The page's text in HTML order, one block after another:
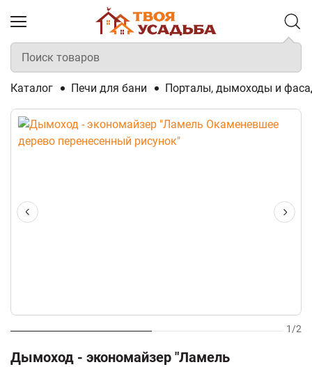
Каталог Печи для бани Порталы, дымоходы и
1/2
Дымоход - экономайзер "Ламель